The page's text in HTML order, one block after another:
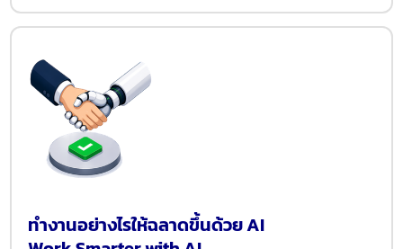
ทำงานอย่างไรให้ฉลาดขึ้นด้วย AI